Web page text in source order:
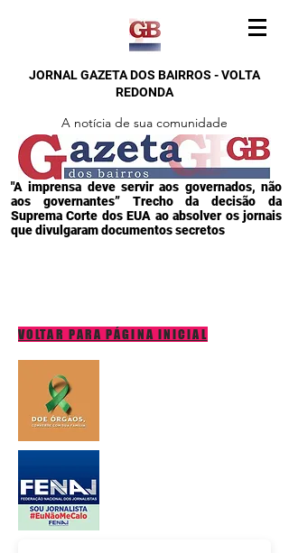
JORNAL GAZETA DOS BAIRROS - VOLTA
REDONDA
A notícia de sua comunidade
"A imprensa deve servir aos governados, não
aos governantes” Trecho da decisão da
Suprema Corte dos EUA ao absolver os jornais
que divulgaram documentos secretos
VOLTAR PARA PÁGINA INICIAL